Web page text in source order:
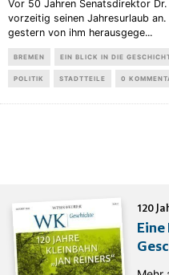
Vor 50 Jahren Senatsdirektor
vorzeitig seinen Jahresurlaub
gestern von ihm herausgege...
BREMEN EIN BLICK IN DIE
POLITIK STADTTEILE 0
120